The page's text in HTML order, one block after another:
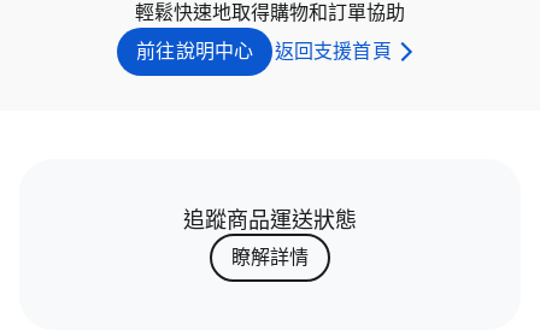
輕鬆快速地取得購物和訂單協助
前往說明中心
返回支援首頁
追蹤商品運送狀態
瞭解詳情